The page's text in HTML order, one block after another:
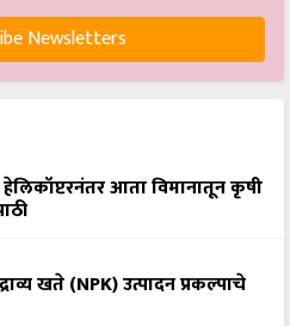
Newsletters
आता विमानातून कृषी
खते (NPK) उत्पादन प्रकल्पाचे